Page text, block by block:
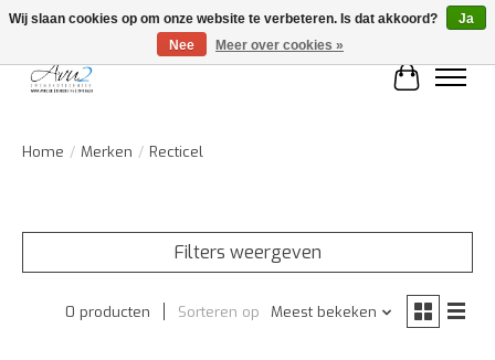
Home / Merken / Recticel
Filters weergeven
0 producten Sorteren op Meest bekeken
Wij slaan cookies op om onze website te verbeteren. Is dat akkoord?
Ja
Nee
Meer over cookies »